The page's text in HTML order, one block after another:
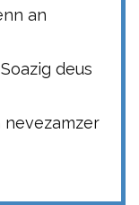
an
deus
nevezamzer